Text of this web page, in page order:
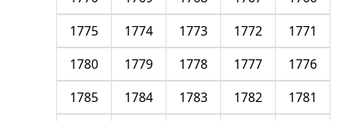
1771
1772
1773
1774
1775
1776
1777
1778
1779
1780
1781
1782
1783
1784
1785